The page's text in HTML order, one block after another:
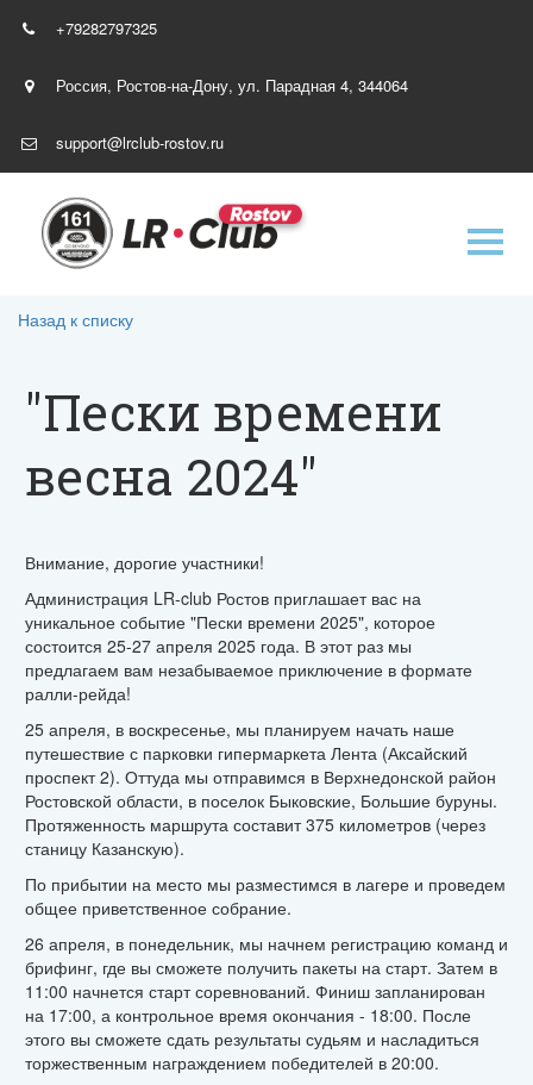
+79282797325
Россия, Ростов-на-Дону, ул. Парадная 4, 344064
support@lrclub-rostov.ru
Назад к списку
"Пески времени
весна 2024"
Внимание, дорогие участники!
Администрация LR-club Ростов приглашает вас на
уникальное событие "Пески времени 2025", которое
состоится 25-27 апреля 2025 года. В этот раз мы
предлагаем вам незабываемое приключение в формате
ралли-рейда!
25 апреля, в воскресенье, мы планируем начать наше
путешествие с парковки гипермаркета Лента (Аксайский
проспект 2). Оттуда мы отправимся в Верхнедонской район
Ростовской области, в поселок Быковские, Большие буруны.
Протяженность маршрута составит 375 километров (через
станицу Казанскую).
По прибытии на место мы разместимся в лагере и проведем
общее приветственное собрание.
26 апреля, в понедельник, мы начнем регистрацию команд и
брифинг, где вы сможете получить пакеты на старт. Затем в
11:00 начнется старт соревнований. Финиш запланирован
на 17:00, а контрольное время окончания - 18:00. После
этого вы сможете сдать результаты судьям и насладиться
торжественным награждением победителей в 20:00.